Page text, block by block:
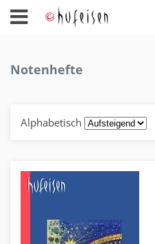
Notenhefte
Alphabetisch